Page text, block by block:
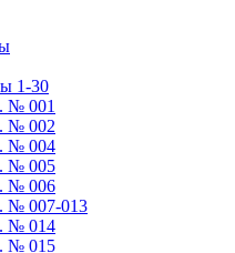
1-30
№ 001
№ 002
№ 004
№ 005
№ 006
№ 007-013
№ 014
№ 015